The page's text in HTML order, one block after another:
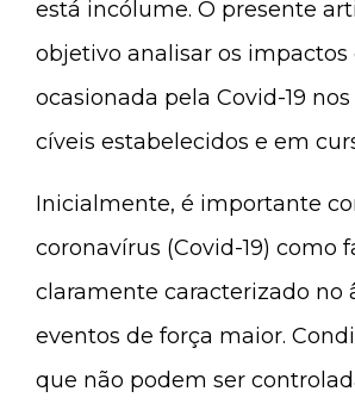
está incólume. O presente
objetivo analisar os impactos
ocasionada pela Covid-19
cíveis estabelecidos e em
Inicialmente, é importante
coronavírus (Covid-19) como
claramente caracterizado no
eventos de força maior.
que não podem ser